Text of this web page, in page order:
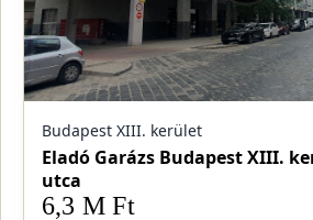
Budapest XIII. kerület
Eladó Garázs Budapest XIII.
utca
6,3 M Ft